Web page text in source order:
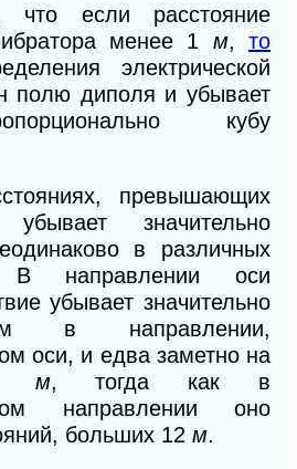
что если расстояние
менее 1 м,то
электрической
полю диполя и убывает
кубу
превышающих
значительно
в различных
В направлении оси
убывает значительно
в направлении,
оси, и едва заметно на
4 м,тогда как в
направлении оно
больших 12 м.